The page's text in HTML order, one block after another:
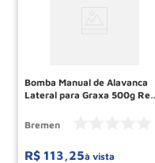
Bomba Manual de Alavanca
Lateral para Graxa 500g Ref
Bremen
R$ 113,25à vista